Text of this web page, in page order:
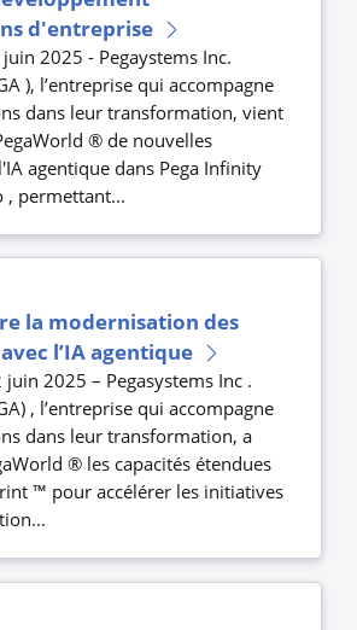
d'entreprise
juin 2025 - Pegaystems Inc.
), l’entreprise qui accompagne
dans leur transformation, vient
® de nouvelles
agentique dans Pega Infinity
, permettant...
la modernisation des
l’IA agentique
juin 2025 – Pegasystems Inc .
, l’entreprise qui accompagne
dans leur transformation, a
® les capacités étendues
™ pour accélérer les initiatives